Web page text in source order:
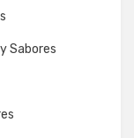
Sabores